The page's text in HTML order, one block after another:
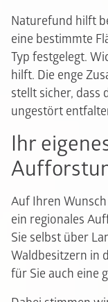
Naturefund hilft
eine bestimmte
Typ festgelegt.
hilft. Die enge
stellt sicher, dass
ungestört
Ihr
Auf Ihren
ein regionales
Sie selbst über
Waldbesitzern in
für Sie auch eine